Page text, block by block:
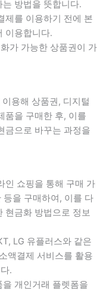
방법을 뜻합니다.
제를 이용하기 전에 본
이용합니다.
가 가능한 상품권이 가
용해 상품권, 디지털
품을 구매한 후, 이를
금으로 바꾸는 과정을
인 쇼핑을 통해 구매 가
등을 구매하여, 이를 다
현금화 방법으로 정보
LG 유플러스와 같은
액결제 서비스를 활용
.
개인거래 플렛폼을